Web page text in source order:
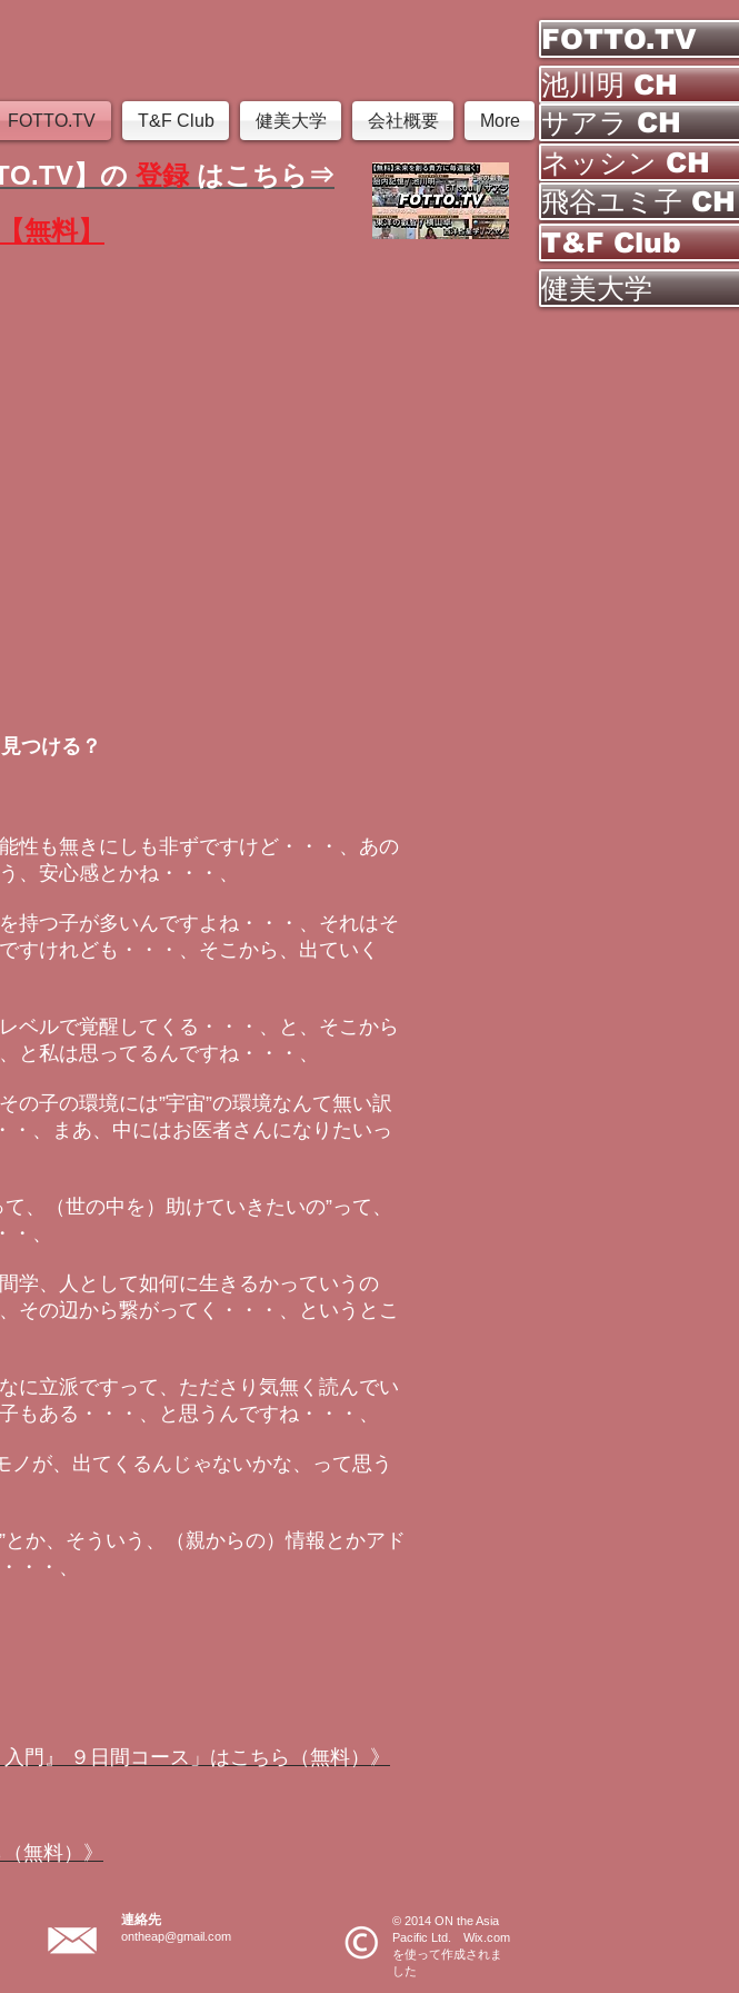
FOTTO.TV
池川明 CH
FOTTO.TV T&F Club 健美大学 会社概要 More
】の 登録 はこちら⇒
【無料】
サアラ CH
ネッシン CH
飛谷ユミ子 CH
T&F Club
健美大学
つける？
性も無きにしも非ずですけど・・・、あの
、安心感とかね・・・、
持つ子が多いんですよね・・・、それはそ
すけれども・・・、そこから、出ていく
ベルで覚醒してくる・・・、と、そこから
と私は思ってるんですね・・・、
の子の環境には”宇宙”の環境なんて無い訳
・、まあ、中にはお医者さんになりたいっ
、（世の中を）助けていきたいの”って、
、
学、人として如何に生きるかっていうの
その辺から繋がってく・・・、というとこ
に立派ですって、たださり気無く読んでい
もある・・・、と思うんですね・・・、
ノが、出てくるんじゃないかな、って思う
か、そういう、（親からの）情報とかアド
・・、
門』 ９日間コース」はこちら（無料）》
無料）》
連絡先
ontheap@gmail.com
© 2014 ON the Asia
Pacific Ltd. Wix.com
を使って作成されま
した